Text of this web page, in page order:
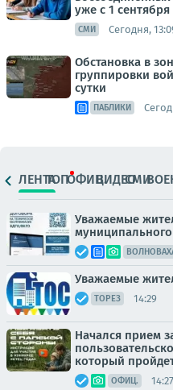
уже с 1 сентября
СМИ Сегодня,
Обстановка в
группировки
сутки
ПАБЛИКИ
ЛЕНТАТОПОФИЦ.ВИДЕОСМИ
Уважаемые
муниципального
Уважаемые
ТОРЕЗ 14:29
Начался прием
который
ОФИЦ. 14:27